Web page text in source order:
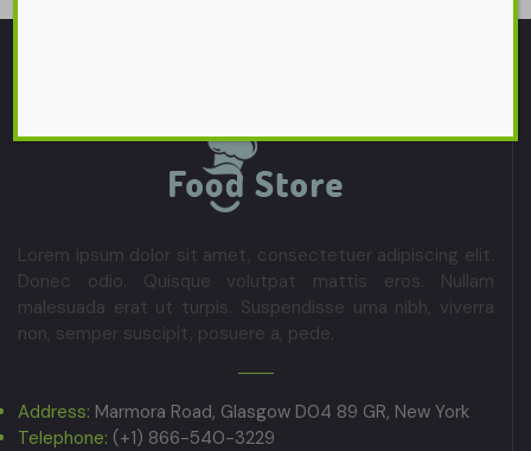
Lorem ipsum dolor sit amet, consectetuer adipiscing elit.
Donec odio. Quisque volutpat mattis eros. Nullam
malesuada erat ut turpis. Suspendisse urna nibh, viverra
non, semper suscipit, posuere a, pede.
Address: Marmora Road, Glasgow D04 89 GR, New York
Telephone: (+1) 866-540-3229